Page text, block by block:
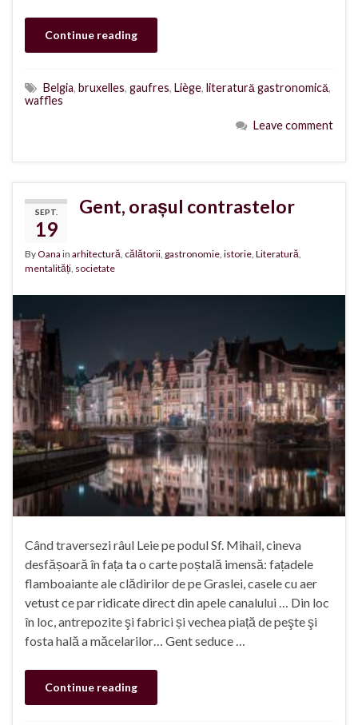
Continue reading
Belgia, bruxelles, gaufres, Liège, literatură gastronomică,
waffles
Leave comment
SEPT.
19
Gent, orașul contrastelor
ByOana in arhitectură călătorii gastronomie istorie Literatură
mentalități societate
Când traversezi râul Leie pe podul Sf. Mihail, cineva
desfășoară în fața ta o carte poștală imensă: fațadele
flamboaiante ale clădirilor de pe Graslei, casele cu aer
vetust ce par ridicate direct din apele canalului … Din loc
în loc, antrepozite şi fabrici și vechea piață de peşte şi
fosta hală a măcelarilor… Gent seduce …
Continue reading